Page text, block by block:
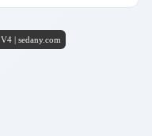
| sedany.com